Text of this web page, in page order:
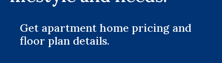
Get apartment home pricing and
floor plan details.